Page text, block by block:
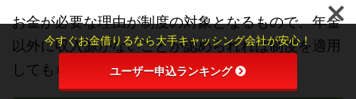
お金が必要な理由が制度の対象となるもので、年金
以外に収入源がないことが認められれば制度を適用
してもらえます。
今すぐお金借りるなら大手キャッシング会社が安心！
ユーザー申込ランキング